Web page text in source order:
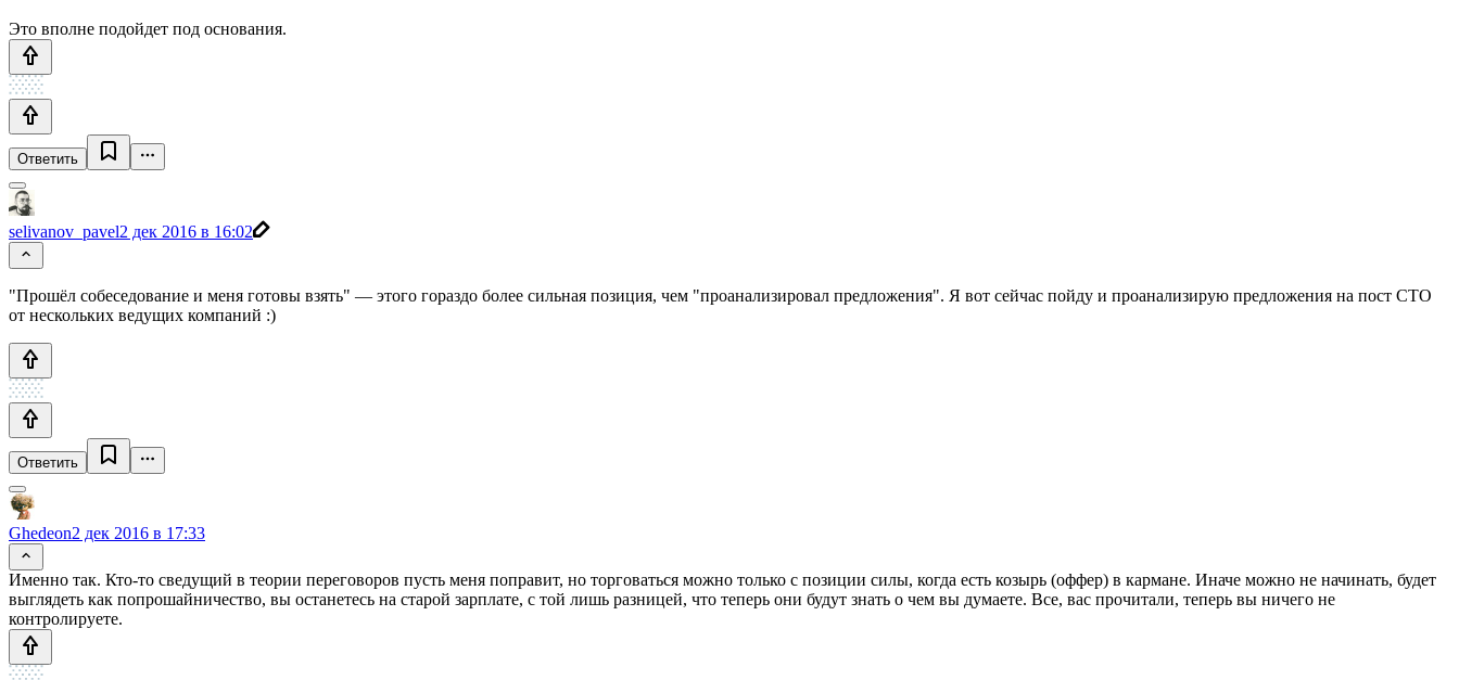
Это вполне подойдет под основания.
Ответить
selivanov_pavel2 дек 2016 в 16:02
"Прошёл собеседование и меня готовы взять" — этого гораздо более сильная позиция, чем "проанализировал предложения". Я вот сейчас пойду и проанализирую предложения на пост CTO
от нескольких ведущих компаний :)
Ответить
Ghedeon2 дек 2016 в 17:33
Именно так. Кто-то сведущий в теории переговоров пусть меня поправит, но торговаться можно только с позиции силы, когда есть козырь (оффер) в кармане. Иначе можно не начинать, будет
выглядеть как попрошайничество, вы останетесь на старой зарплате, с той лишь разницей, что теперь они будут знать о чем вы думаете. Все, вас прочитали, теперь вы ничего не
контролируете.